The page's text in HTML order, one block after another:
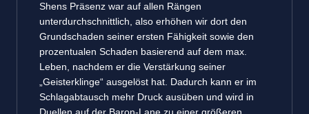
Shens Präsenz war auf allen Rängen
unterdurchschnittlich, also erhöhen wir dort den
Grundschaden seiner ersten Fähigkeit sowie den
prozentualen Schaden basierend auf dem max.
Leben, nachdem er die Verstärkung seiner
„Geisterklinge“ ausgelöst hat. Dadurch kann er im
Schlagabtausch mehr Druck ausüben und wird in